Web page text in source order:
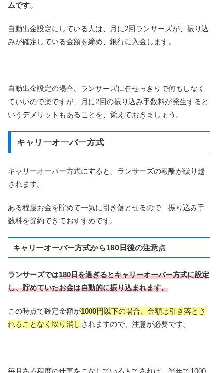
ムです。
自動出金設定にしている人は、月に2回ランサーズが、振り込
みが確定している金額を締め、銀行に入金します。
自動出金設定の場合、ランサーズに任せっきりで何もしなく
ていいので楽ですが、月に2回の振り込み手数料が発生すると
いうデメリットもあることを、覚えておきましょう。
キャリーオーバー方式
キャリーオーバー方式にすると、ランサーズの報酬が繰り越
されます。
ある程度お金を貯めて一気に引き落とせるので、振り込み手
数料を節約できておすすめです。
キャリーオーバー方式から180日後の注意点
ランサーズでは180日を過ぎるとキャリーオーバー方式に設定
し、貯めていたお金は自動的に振り込まれます。
この時点で確定金額が1000円以下の場合、金額は引き落とさ
れることなく取り消し されますので、注意が必要です。
毎月ある程度の仕事をこなしている人であれば、半年で1000